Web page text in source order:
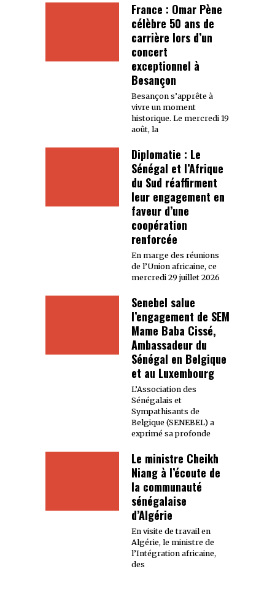
France : Omar Pène
célèbre 50 ans de
carrière lors d’un
concert
exceptionnel à
Besançon
Besançon s’apprête à
vivre un moment
historique. Le mercredi 19
août, la
Diplomatie : Le
Sénégal et l’Afrique
du Sud réaffirment
leur engagement en
faveur d’une
coopération
renforcée
En marge des réunions
de l’Union africaine, ce
mercredi 29 juillet 2026
Senebel salue
l’engagement de SEM
Mame Baba Cissé,
Ambassadeur du
Sénégal en Belgique
et au Luxembourg
L’Association des
Sénégalais et
Sympathisants de
Belgique (SENEBEL) a
exprimé sa profonde
Le ministre Cheikh
Niang à l’écoute de
la communauté
sénégalaise
d’Algérie
En visite de travail en
Algérie, le ministre de
l’Intégration africaine,
des